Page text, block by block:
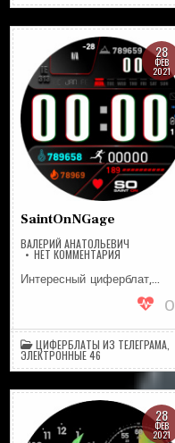
28
ФЕВ
2021
SaintOnNGage
ВАЛЕРИЙ АНАТОЛЬЕВИЧ
НЕТ КОММЕНТАРИЯНА
Интересный циферблат,…
0
ЦИФЕРБЛАТЫ ИЗ ТЕЛЕГРАМА,
ЭЛЕКТРОННЫЕ 46
28
ФЕВ
2021